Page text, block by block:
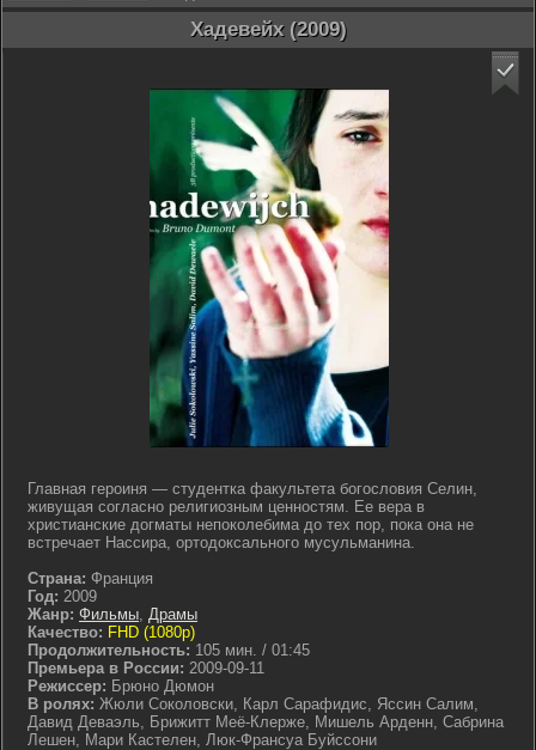
Хадевейх (2009)
Главная героиня — студентка факультета богословия Селин,
живущая согласно религиозным ценностям. Ее вера в
христианские догматы непоколебима до тех пор, пока она не
встречает Нассира, ортодоксального мусульманина.
Страна: Франция
Год: 2009
Жанр: Фильмы, Драмы
Качество: FHD (1080p)
Продолжительность: 105 мин. / 01:45
Премьера в России: 2009-09-11
Режиссер: Брюно Дюмон
В ролях: Жюли Соколовски, Карл Сарафидис, Яссин Салим,
Давид Деваэль, Брижитт Меё-Клерже, Мишель Арденн, Сабрина
Лешен, Мари Кастелен, Люк-Франсуа Буйссони